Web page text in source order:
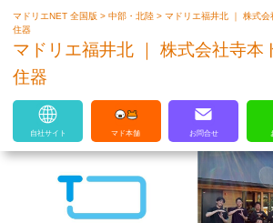
マドリエはLIXILの厳しい基準を
マドリエNET 全国版>中部・北陸>マドリエ福井北 ｜ 株式会
住器
マドリエ福井北 ｜ 株式会社寺本
住器
自社サイト マド本舗 お問合せ